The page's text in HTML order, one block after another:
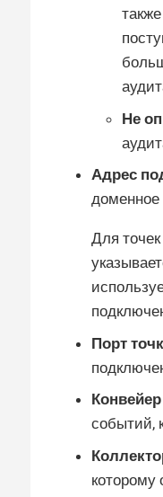
также
Не
Адрес
доменное
Для
Порт
Конвейер
событий,
которому